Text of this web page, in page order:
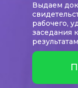
Выдаем
рабочего,
заседания